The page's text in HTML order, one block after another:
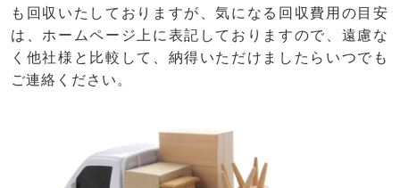
も回収いたしておりますが、気になる回収費用の目安
は、ホームページ上に表記しておりますので、遠慮な
く他社様と比較して、納得いただけましたらいつでも
ご連絡ください。